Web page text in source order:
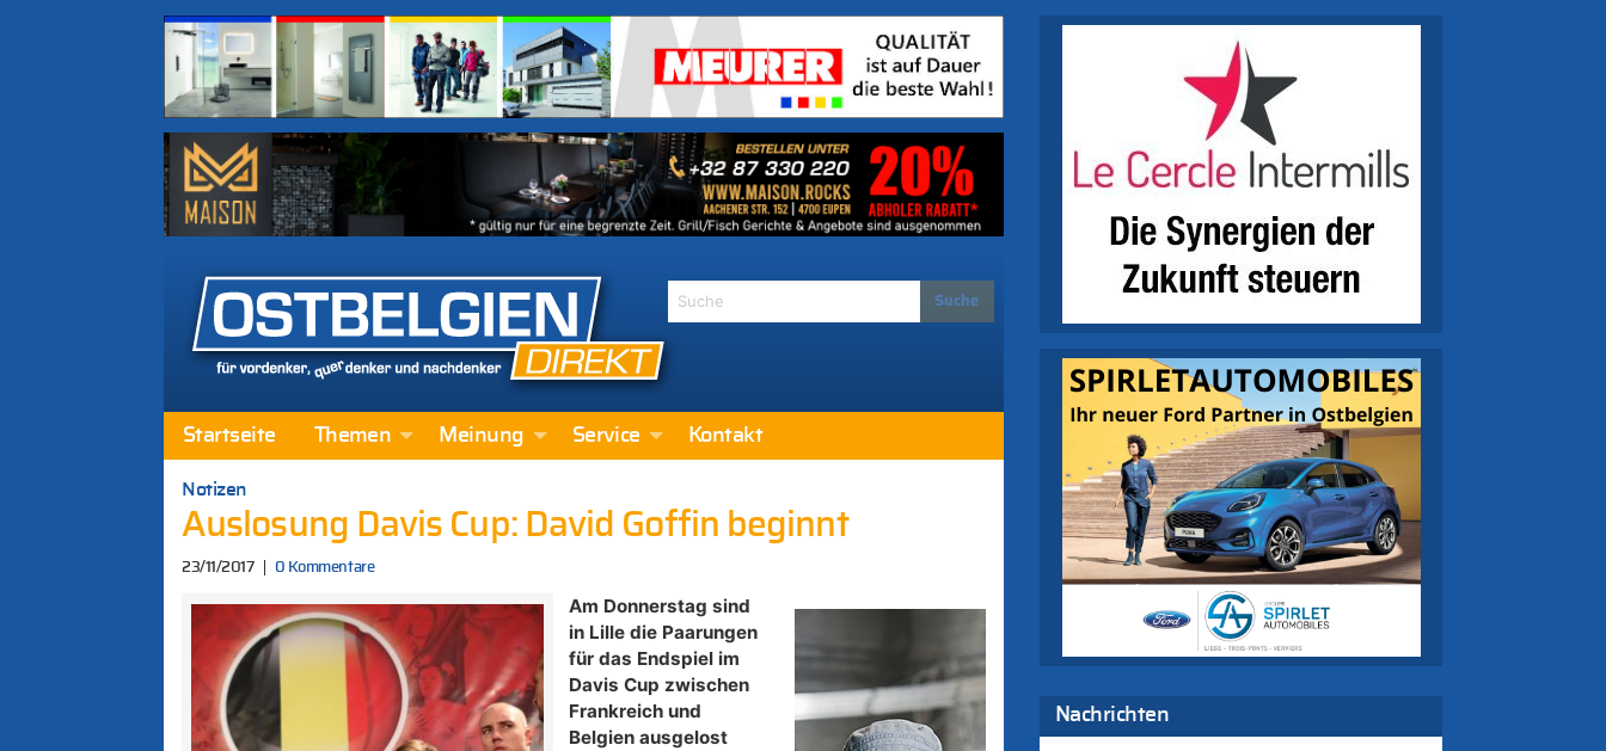
Startseite Themen Meinung Service Kontakt
Notizen
Auslosung Davis Cup: David Goffin beginnt
23/11/2017 0 Kommentare
Am Donnerstag sind
in Lille die Paarungen
für das Endspiel im
Davis Cup zwischen
Frankreich und
Belgien ausgelost
Nachrichten